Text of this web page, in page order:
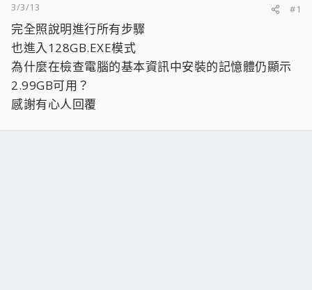
3/3/13
#1
完全照說明進行所有步驟
也進入128GB.EXE模式
為什麼在檢查電腦的基本資訊中安裝的記憶體仍顯示
2.99GB可用？
感謝有心人回覆